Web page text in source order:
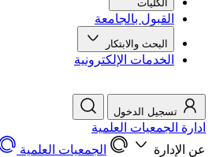
الكليات
القبول بالجامعة
البحث والابتكار
الخدمات الإلكترونية
تسجيل الدخول
ادارة الجمعيات العلمية
عن الإدارة
الجمعيات العلمية